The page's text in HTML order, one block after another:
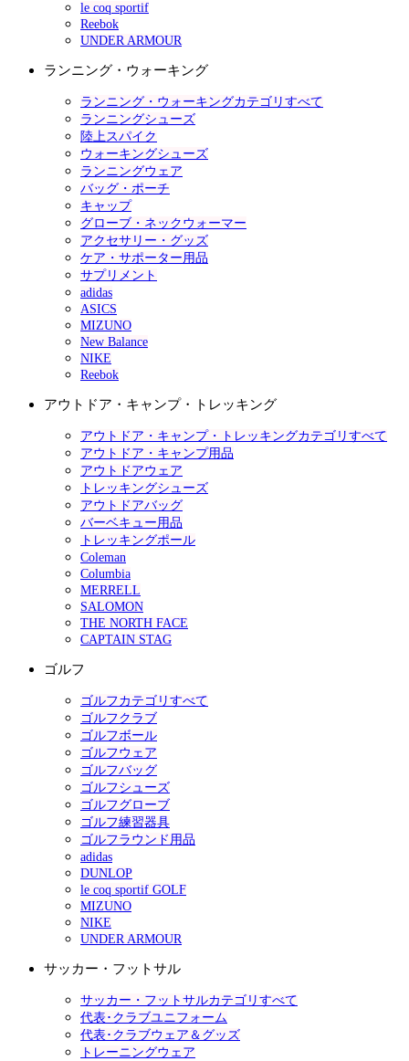
le coq sportif
Reebok
UNDER ARMOUR
ランニング・ウォーキング
ランニング・ウォーキングカテゴリすべて
ランニングシューズ
陸上スパイク
ウォーキングシューズ
ランニングウェア
バッグ・ポーチ
キャップ
グローブ・ネックウォーマー
アクセサリー・グッズ
ケア・サポーター用品
サプリメント
adidas
ASICS
MIZUNO
New Balance
NIKE
Reebok
アウトドア・キャンプ・トレッキング
アウトドア・キャンプ・トレッキングカテゴリすべて
アウトドア・キャンプ用品
アウトドアウェア
トレッキングシューズ
アウトドアバッグ
バーベキュー用品
トレッキングポール
Coleman
Columbia
MERRELL
SALOMON
THE NORTH FACE
CAPTAIN STAG
ゴルフ
ゴルフカテゴリすべて
ゴルフクラブ
ゴルフボール
ゴルフウェア
ゴルフバッグ
ゴルフシューズ
ゴルフグローブ
ゴルフ練習器具
ゴルフラウンド用品
adidas
DUNLOP
le coq sportif GOLF
MIZUNO
NIKE
UNDER ARMOUR
サッカー・フットサル
サッカー・フットサルカテゴリすべて
代表･クラブユニフォーム
代表･クラブウェア＆グッズ
トレーニングウェア